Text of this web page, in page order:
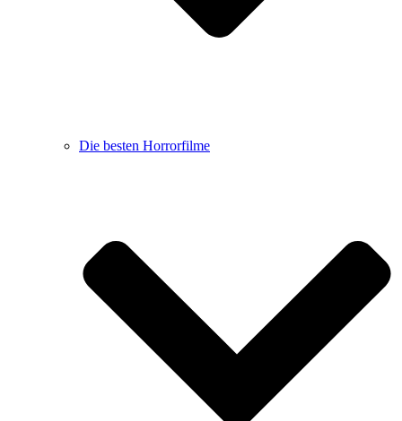
Die besten Horrorfilme